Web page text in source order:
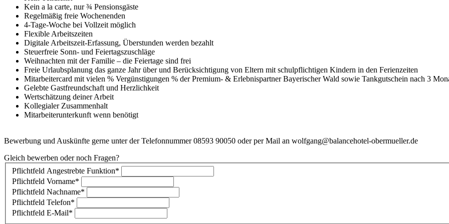
Kein a la carte, nur ¾ Pensionsgäste
Regelmäßig freie Wochenenden
4-Tage-Woche bei Vollzeit möglich
Flexible Arbeitszeiten
Digitale Arbeitszeit-Erfassung, Überstunden werden bezahlt
Steuerfreie Sonn- und Feiertagszuschläge
Weihnachten mit der Familie – die Feiertage sind frei
Freie Urlaubsplanung das ganze Jahr über und Berücksichtigung von Eltern mit schulpflichtigen Kindern in den Ferienzeiten
Mitarbeitercard mit vielen % Vergünstigungen % der Premium- & Erlebnispartner Bayerischer Wald sowie Tankgutschein nach 3
Gelebte Gastfreundschaft und Herzlichkeit
Wertschätzung deiner Arbeit
Kollegialer Zusammenhalt
Mitarbeiterunterkunft wenn benötigt
Bewerbung und Auskünfte gerne unter der Telefonnummer 08593 90050 oder per Mail an wolfgang@balancehotel-obermueller.de
Gleich bewerben oder noch Fragen?
Pflichtfeld Angestrebte Funktion*
Pflichtfeld Vorname*
Pflichtfeld Nachname*
Pflichtfeld Telefon*
Pflichtfeld E-Mail*